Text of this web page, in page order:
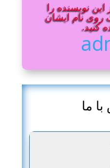
این نویسنده را
روی نام ایشان
کنید.
ما